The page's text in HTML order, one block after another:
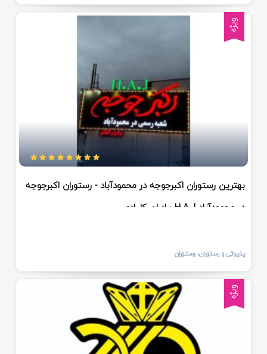
ویژه
بهترین رستوران اکبرجوجه در محمودآباد - رستوران اکبرجوجه
برادران کلبادی H.A.J در محمودآباد
پذیرائی و رستوران، رستوران
ویژه